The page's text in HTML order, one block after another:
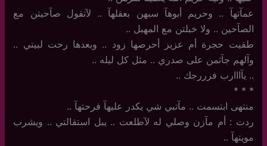
عمآتهآ .. وحريم أبوهآ سبهن بعقلهآ .. لآتقول صآحيتن مع
الصآحين .. ولا خبلتن مع المهبل ..
طقيت حجرة أم عزيز أحرصها زود .. وبعدها رحت لبيتي ..
وآلهم جآثمن على صدري .. مثل كل ليله ..
..‏ يآااارب فرررجك ..
‏*‏ * *
منتهى ابتسمت .. مآتبي شي يكدر عليهآ فرحتهآ ..
ردت : أم مآزن وصلي له لآطلعت .. يبل استقالتي .. ويشرب
مويتهآ ..